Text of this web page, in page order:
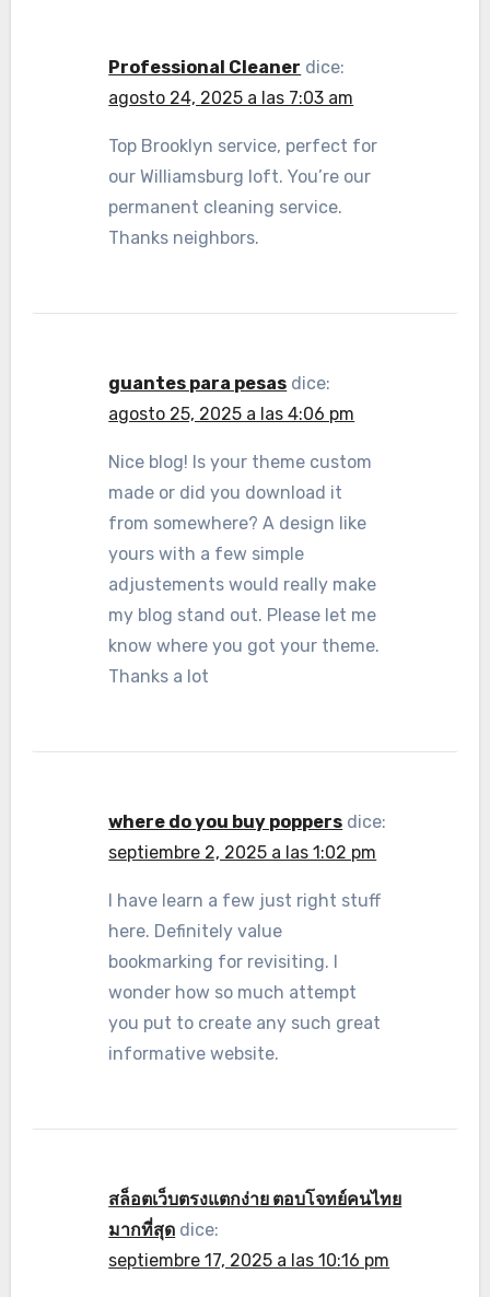
Professional Cleaner dice:
agosto 24, 2025 a las 7:03 am
Top Brooklyn service, perfect for
our Williamsburg loft. You’re our
permanent cleaning service.
Thanks neighbors.
guantes para pesas dice:
agosto 25, 2025 a las 4:06 pm
Nice blog! Is your theme custom
made or did you download it
from somewhere? A design like
yours with a few simple
adjustements would really make
my blog stand out. Please let me
know where you got your theme.
Thanks a lot
where do you buy poppers dice:
septiembre 2, 2025 a las 1:02 pm
I have learn a few just right stuff
here. Definitely value
bookmarking for revisiting. I
wonder how so much attempt
you put to create any such great
informative website.
สล็อตเว็บตรงแตกง่าย ตอบโจทย์คนไทย
มากที่สุด dice:
septiembre 17, 2025 a las 10:16 pm